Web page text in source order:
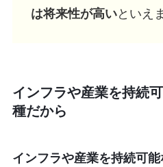
は将来性が高いといえ
インフラや産業を持続
種だから
インフラや産業を持続可